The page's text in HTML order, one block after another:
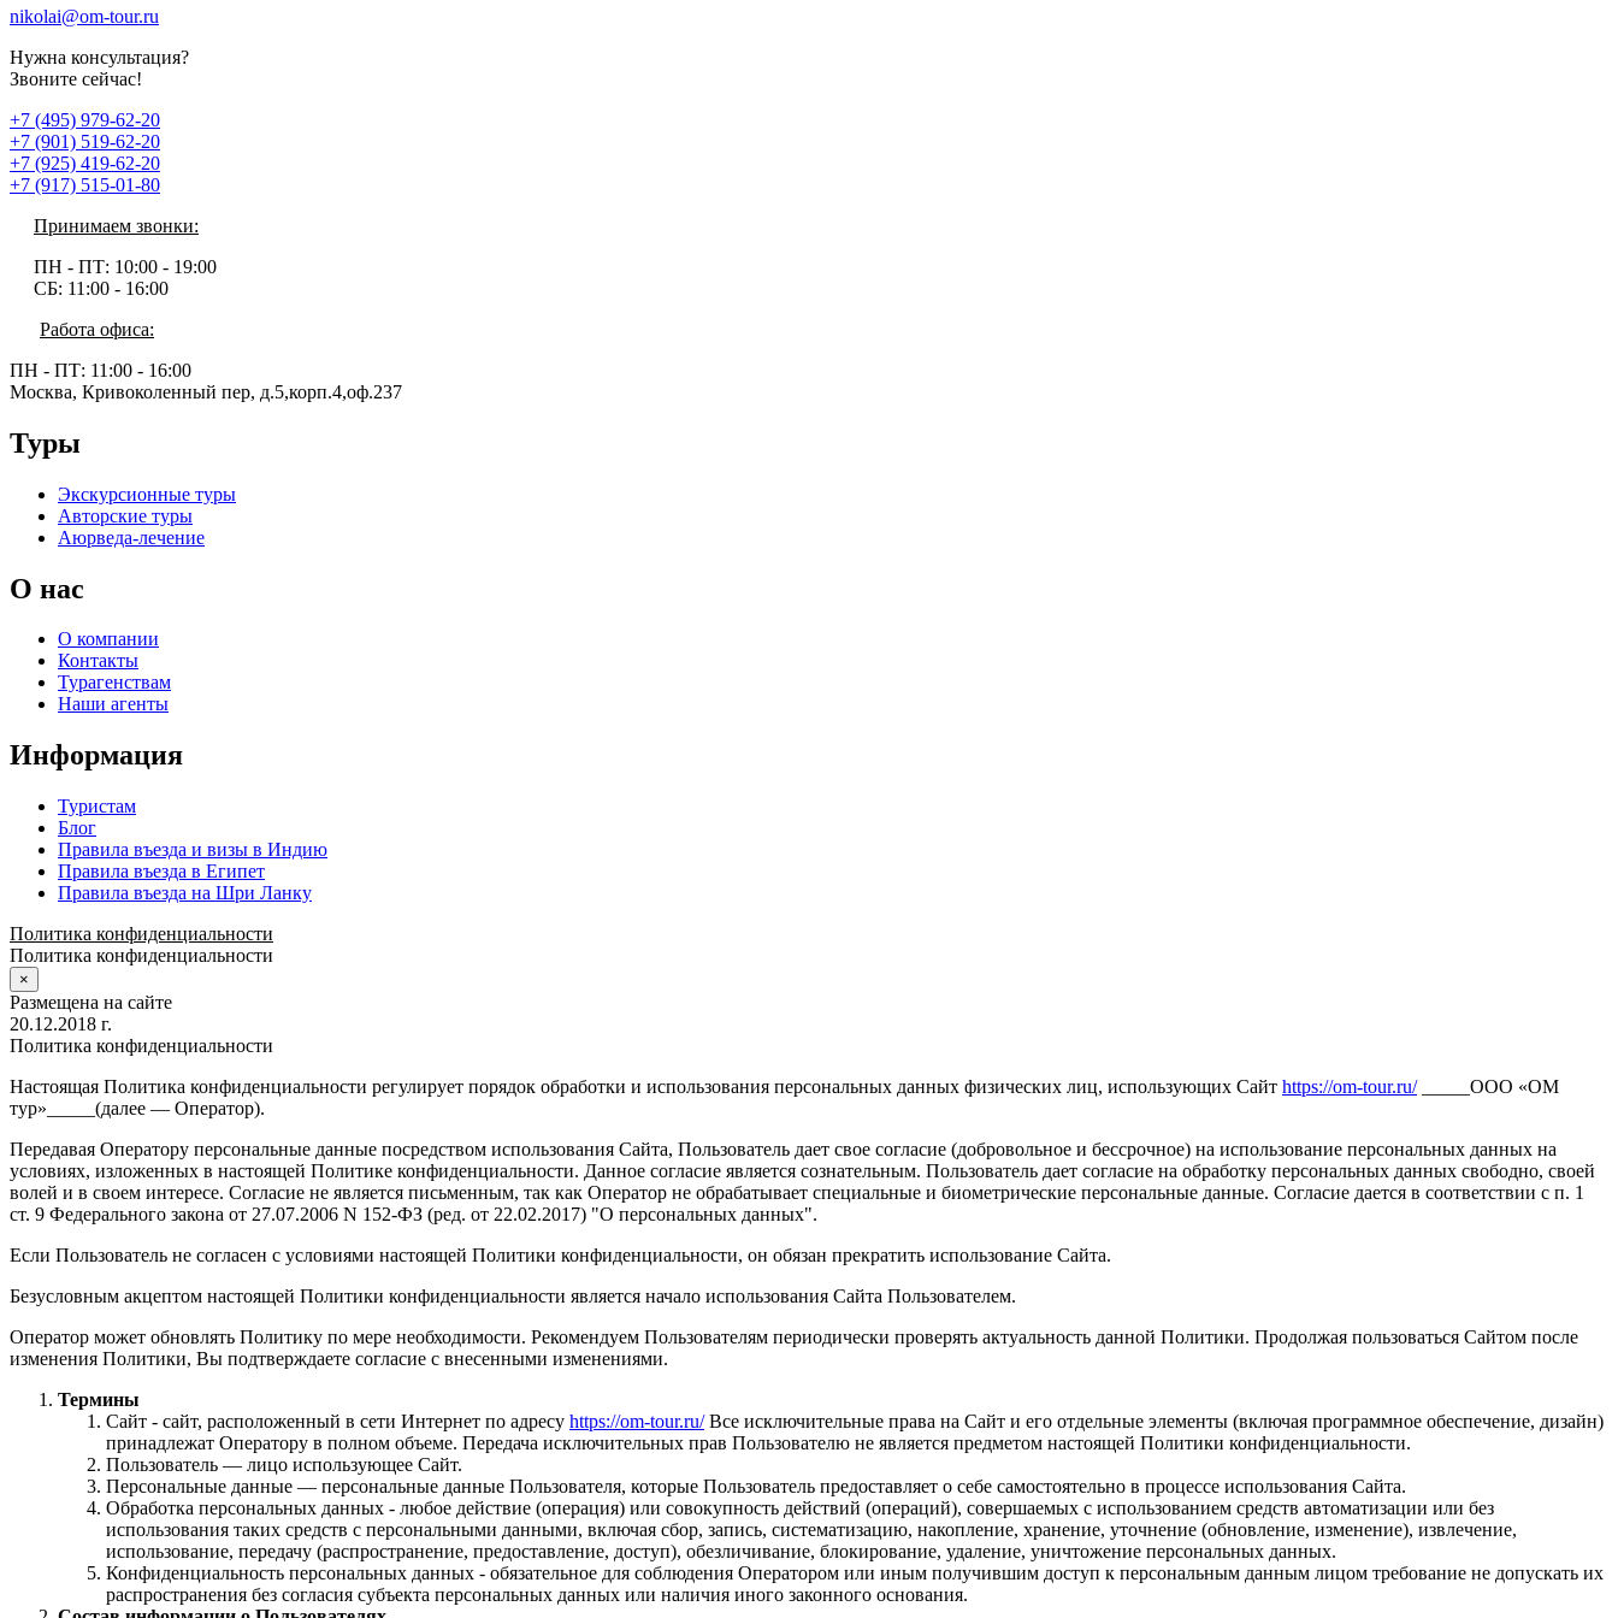
nikolai@om-tour.ru
Нужна консультация?
Звоните сейчас!
+7 (495) 979-62-20
+7 (901) 519-62-20
+7 (925) 419-62-20
+7 (917) 515-01-80
Принимаем звонки:
ПН - ПТ: 10:00 - 19:00
СБ: 11:00 - 16:00
Работа офиса:
ПН - ПТ: 11:00 - 16:00
Москва, Кривоколенный пер, д.5,корп.4,оф.237
Туры
Экскурсионные туры
Авторские туры
Аюрведа-лечение
О нас
О компании
Контакты
Турагенствам
Наши агенты
Информация
Туристам
Блог
Правила въезда и визы в Индию
Правила въезда в Египет
Правила въезда на Шри Ланку
Политика конфиденциальности
Политика конфиденциальности
×
Размещена на сайте
20.12.2018 г.
Политика конфиденциальности
Настоящая Политика конфиденциальности регулирует порядок обработки и использования персональных данных физических лиц, использующих Сайт https://om-tour.ru/_____ООО «ОМ
тур»_____(далее — Оператор).
Передавая Оператору персональные данные посредством использования Сайта, Пользователь дает свое согласие (добровольное и бессрочное) на использование персональных данных на
условиях, изложенных в настоящей Политике конфиденциальности. Данное согласие является сознательным. Пользователь дает согласие на обработку персональных данных свободно, своей
волей и в своем интересе. Согласие не является письменным, так как Оператор не обрабатывает специальные и биометрические персональные данные. Согласие дается в соответствии с п. 1
ст. 9 Федерального закона от 27.07.2006 N 152-ФЗ (ред. от 22.02.2017) "О персональных данных".
Если Пользователь не согласен с условиями настоящей Политики конфиденциальности, он обязан прекратить использование Сайта.
Безусловным акцептом настоящей Политики конфиденциальности является начало использования Сайта Пользователем.
Оператор может обновлять Политику по мере необходимости. Рекомендуем Пользователям периодически проверять актуальность данной Политики. Продолжая пользоваться Сайтом после
изменения Политики, Вы подтверждаете согласие с внесенными изменениями.
Термины
Сайт - сайт, расположенный в сети Интернет по адресу https://om-tour.ru/Все исключительные права на Сайт и его отдельные элементы (включая программное обеспечение, дизайн)
принадлежат Оператору в полном объеме. Передача исключительных прав Пользователю не является предметом настоящей Политики конфиденциальности.
Пользователь — лицо использующее Сайт.
Персональные данные — персональные данные Пользователя, которые Пользователь предоставляет о себе самостоятельно в процессе использования Сайта.
Обработка персональных данных - любое действие (операция) или совокупность действий (операций), совершаемых с использованием средств автоматизации или без
использования таких средств с персональными данными, включая сбор, запись, систематизацию, накопление, хранение, уточнение (обновление, изменение), извлечение,
использование, передачу (распространение, предоставление, доступ), обезличивание, блокирование, удаление, уничтожение персональных данных.
Конфиденциальность персональных данных - обязательное для соблюдения Оператором или иным получившим доступ к персональным данным лицом требование не допускать их
распространения без согласия субъекта персональных данных или наличия иного законного основания.